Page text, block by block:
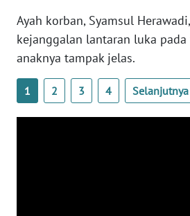
Ayah korban, Syamsul
kejanggalan lantaran luka
anaknya tampak jelas.
1 2 3 4 Selanjutnya
WN
KEPRI
PAPUA